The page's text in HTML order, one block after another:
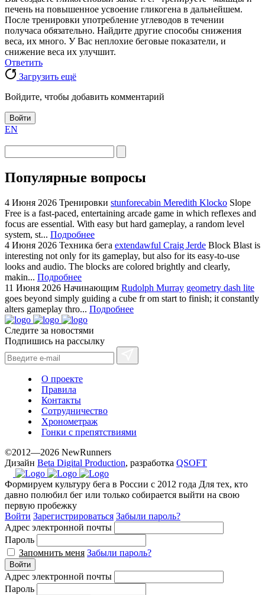
печень на повышенное усвоение гликогена в дальнейшем.
После тренировки употребление углеводов в течении
получаса обязательно. Найдите другие способы снижения
веса, их много. У Вас неплохие беговые показатели, и
снижение веса их улучшит.
Ответить
Загрузить ещё
Войдите, чтобы добавить комментарий
Войти
EN
Популярные вопросы
4 Июня 2026 Тренировки stunforecabin Meredith Klocko Slope
Free is a fast-paced, entertaining arcade game in which reflexes and
focus are essential. With easy but hard gameplay, a random level
system, st... Подробнее
4 Июня 2026 Техника бега extendawful Craig Jerde Block Blast is
interesting not only for its gameplay, but also for its easy-to-use
looks and audio. The blocks are colored brightly and clearly,
makin... Подробнее
11 Июня 2026 Начинающим Rudolph Murray geometry dash lite
goes beyond simply guiding a cube fr om start to finish; it constantly
alters gameplay thro... Подробнее
Следите за новостями
Подпишись на рассылку
О проекте
Правила
Контакты
Сотрудничество
Хронометраж
Гонки с препятствиями
©2012—2026 NewRunners
Дизайн Beta Digital Production, разработка QSOFT
Формируем культуру бега в России с 2012 года Для тех, кто
давно полюбил бег или только собирается выйти на свою
первую пробежку
Войти Зарегистрироваться Забыли пароль?
Адрес электронной почты
Пароль
Запомнить меня Забыли пароль?
Войти
Адрес электронной почты
Пароль